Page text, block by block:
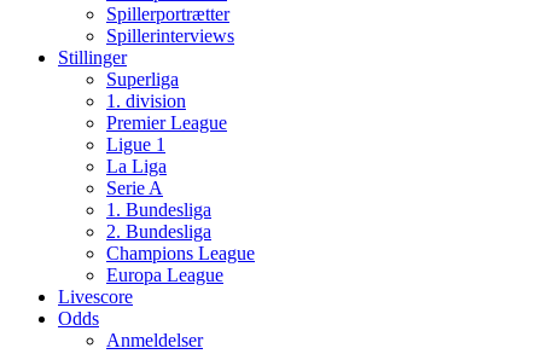
Spillerportrætter
Spillerinterviews
Stillinger
Superliga
1. division
Premier League
Ligue 1
La Liga
Serie A
1. Bundesliga
2. Bundesliga
Champions League
Europa League
Livescore
Odds
Anmeldelser